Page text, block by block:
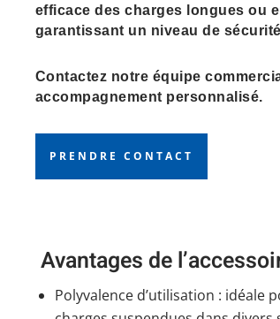
efficace des charges longues ou
garantissant un niveau de
Contactez notre équipe
accompagnement personnalisé.
PRENDRE CONTACT
Avantages de
Polyvalence d’utilisation : idéale